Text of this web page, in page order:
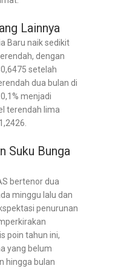
Lainnya
Baru naik sedikit
dengan
setelah
dua bulan di
menjadi
terendah lima
Suku Bunga
bertenor dua
minggu lalu dan
penurunan
poin tahun ini,
yang belum
hingga bulan